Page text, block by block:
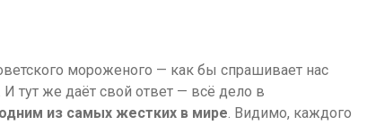
мороженого — как бы спрашивает нас
тут же даёт свой ответ — всё дело в
одним из самых жестких в мире. Видимо, каждого